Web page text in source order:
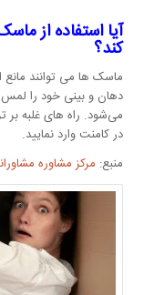
آیا استفاده از
کند؟
ماسک ها می توانند مانع
دهان و بینی خود را لمس
می‌شود. راه های غلبه بر
در کامنت وارد نمایید.
منبع: مرکز مشاوره